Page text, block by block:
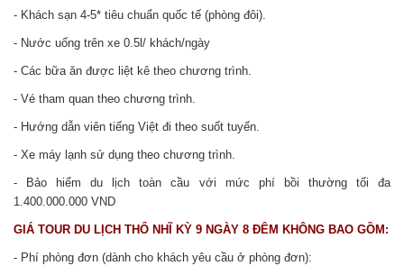
- Khách sạn 4-5* tiêu chuẩn quốc tế (phòng đôi).
- Nước uống trên xe 0.5l/ khách/ngày
- Các bữa ăn được liệt kê theo chương trình.
- Vé tham quan theo chương trình.
- Hướng dẫn viên tiếng Việt đi theo suốt tuyến.
- Xe máy lạnh sử dụng theo chương trình.
- Bảo hiểm du lịch toàn cầu với mức phí bồi thường tối đa
1.400.000.000 VND
GIÁ TOUR DU LỊCH THỔ NHĨ KỲ 9 NGÀY 8 ĐÊM KHÔNG BAO GỒM:
- Phí phòng đơn (dành cho khách yêu cầu ở phòng đơn):